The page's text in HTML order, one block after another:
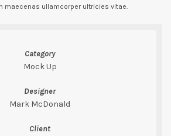
maecenas ullamcorper ultricies vitae.
Category
Mock Up
Designer
Mark McDonald
Client